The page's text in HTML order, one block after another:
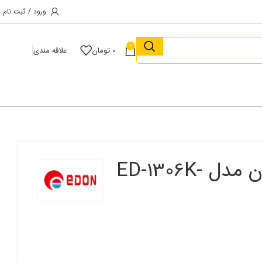
ورود / ثبت نام
0
0 تومان علاقه مندی
کارواش دینامی کالسکه ای ادون مدل ED-1306K-